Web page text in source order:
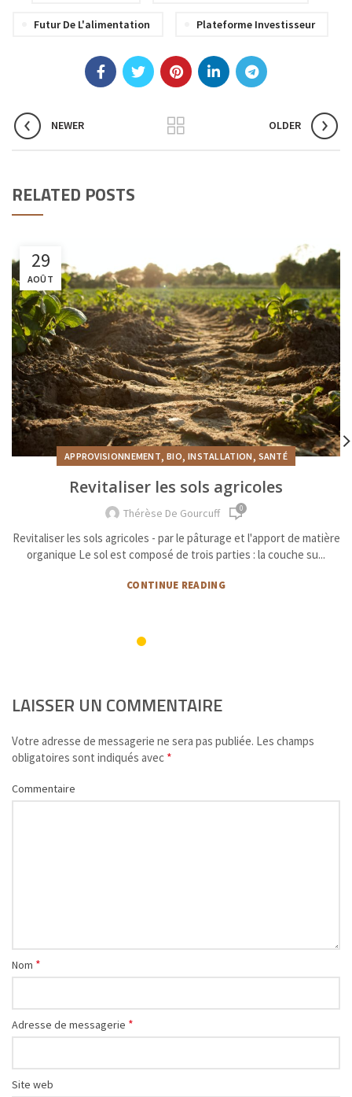
Futur De L'alimentation Plateforme Investisseur
NEWER OLDER
RELATED POSTS
29
AOÛT
APPROVISIONNEMENT,BIO, INSTALLATION, SANTÉ
Revitaliser les sols agricoles
Thérèse De Gourcuff 0
Revitaliser les sols agricoles - par le pâturage et l'apport de matière
organique Le sol est composé de trois parties : la couche su...
CONTINUE READING
LAISSER UN COMMENTAIRE
Votre adresse de messagerie ne sera pas publiée. Les champs
obligatoires sont indiqués avec *
Commentaire
Nom *
Adresse de messagerie *
Site web